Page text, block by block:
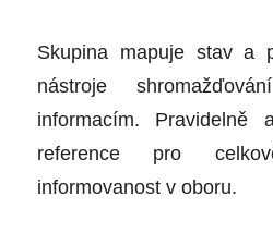
Skupina mapuje stav a
nástroje
informacím. Pravidelně
reference pro
informovanost v oboru.